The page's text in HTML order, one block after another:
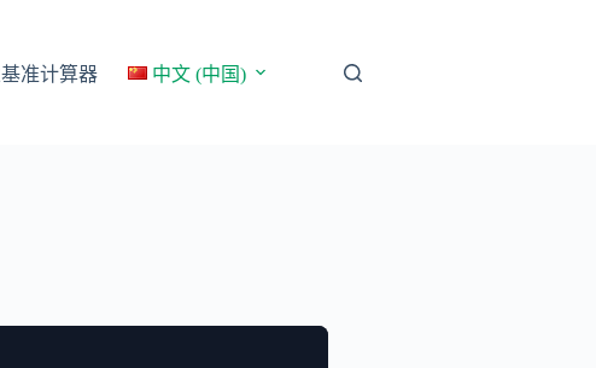
准计算器 中文 (中国)